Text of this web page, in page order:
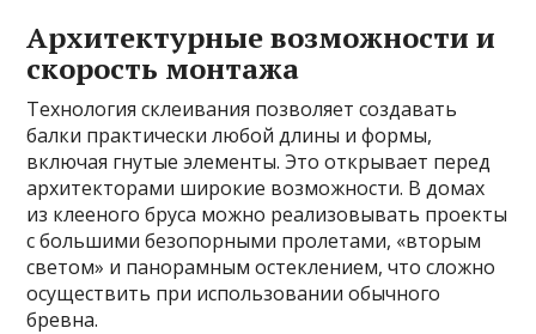
Архитектурные возможности и
скорость монтажа
Технология склеивания позволяет создавать
балки практически любой длины и формы,
включая гнутые элементы. Это открывает перед
архитекторами широкие возможности. В домах
из клееного бруса можно реализовывать проекты
с большими безопорными пролетами, «вторым
светом» и панорамным остеклением, что сложно
осуществить при использовании обычного
бревна.